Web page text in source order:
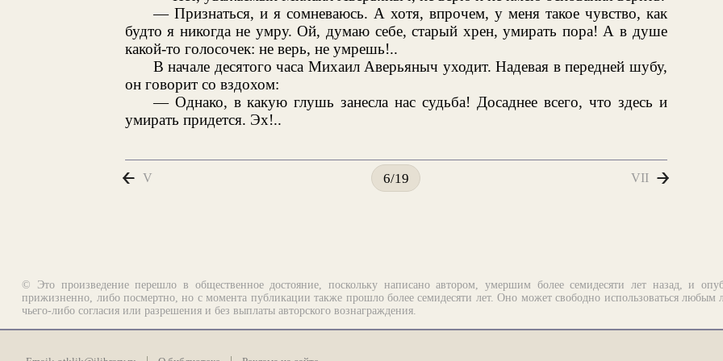
— Признаться, и я сомневаюсь. А хотя, впрочем, у меня такое чувство, как
будто я никогда не умру. Ой, думаю себе, старый хрен, умирать пора! А в душе
какой-то голосочек: не верь, не умрешь!..
В начале десятого часа Михаил Аверьяныч уходит. Надевая в передней шубу,
он говорит со вздохом:
— Однако, в какую глушь занесла нас судьба! Досаднее всего, что здесь и
умирать придется. Эх!..
V 6/19 VII
© Это произведение перешло в общественное достояние, поскольку написано автором, умершим более семидесяти лет назад, и
прижизненно, либо посмертно, но с момента публикации также прошло более семидесяти лет. Оно может свободно использоваться любым
чьего-либо согласия или разрешения и без выплаты авторского вознаграждения.